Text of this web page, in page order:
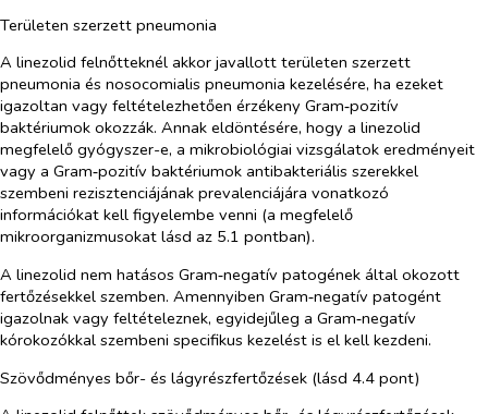
Területen szerzett pneumonia
A linezolid felnőtteknél akkor javallott területen szerzett
pneumonia és nosocomialis pneumonia kezelésére, ha ezeket
igazoltan vagy feltételezhetően érzékeny Gram‑pozitív
baktériumok okozzák. Annak eldöntésére, hogy a linezolid
megfelelő gyógyszer-e, a mikrobiológiai vizsgálatok eredményeit
vagy a Gram‑pozitív baktériumok antibakteriális szerekkel
szembeni rezisztenciájának prevalenciájára vonatkozó
információkat kell figyelembe venni (a megfelelő
mikroorganizmusokat lásd az 5.1 pontban).
A linezolid nem hatásos Gram‑negatív patogének által okozott
fertőzésekkel szemben. Amennyiben Gram‑negatív patogént
igazolnak vagy feltételeznek, egyidejűleg a Gram‑negatív
kórokozókkal szembeni specifikus kezelést is el kell kezdeni.
Szövődményes bőr- és lágyrészfertőzések (lásd 4.4 pont)